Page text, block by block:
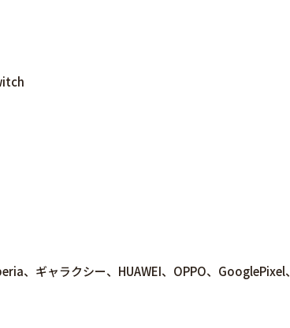
、ギャラクシー、HUAWEI、OPPO、GooglePixel、